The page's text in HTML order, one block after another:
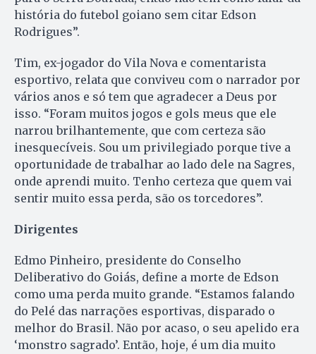
história do futebol goiano sem citar Edson
Rodrigues”.
Tim, ex-jogador do Vila Nova e comentarista
esportivo, relata que conviveu com o narrador por
vários anos e só tem que agradecer a Deus por
isso. “Foram muitos jogos e gols meus que ele
narrou brilhantemente, que com certeza são
inesquecíveis. Sou um privilegiado porque tive a
oportunidade de trabalhar ao lado dele na Sagres,
onde aprendi muito. Tenho certeza que quem vai
sentir muito essa perda, são os torcedores”.
Dirigentes
Edmo Pinheiro, presidente do Conselho
Deliberativo do Goiás, define a morte de Edson
como uma perda muito grande. “Estamos falando
do Pelé das narrações esportivas, disparado o
melhor do Brasil. Não por acaso, o seu apelido era
‘monstro sagrado’. Então, hoje, é um dia muito